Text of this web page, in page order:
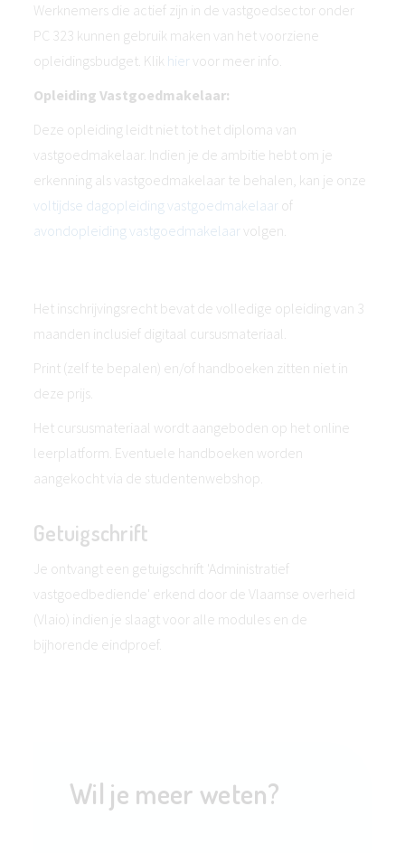
Werknemers die actief zijn in de vastgoedsector onder
PC 323 kunnen gebruik maken van het voorziene
opleidingsbudget. Klik hier voor meer info.
Opleiding Vastgoedmakelaar:
Deze opleiding leidt niet tot het diploma van
vastgoedmakelaar. Indien je de ambitie hebt om je
erkenning als vastgoedmakelaar te behalen, kan je onze
voltijdse dagopleiding vastgoedmakelaar of
avondopleiding vastgoedmakelaar volgen.
Het inschrijvingsrecht bevat de volledige opleiding van 3
maanden inclusief digitaal cursusmateriaal.
Print (zelf te bepalen) en/of handboeken zitten niet in
deze prijs.
Het cursusmateriaal wordt aangeboden op het online
leerplatform. Eventuele handboeken worden
aangekocht via de studentenwebshop.
Getuigschrift
Je ontvangt een getuigschrift 'Administratief
vastgoedbediende' erkend door de Vlaamse overheid
(Vlaio) indien je slaagt voor alle modules en de
bijhorende eindproef.
Wil je meer weten?